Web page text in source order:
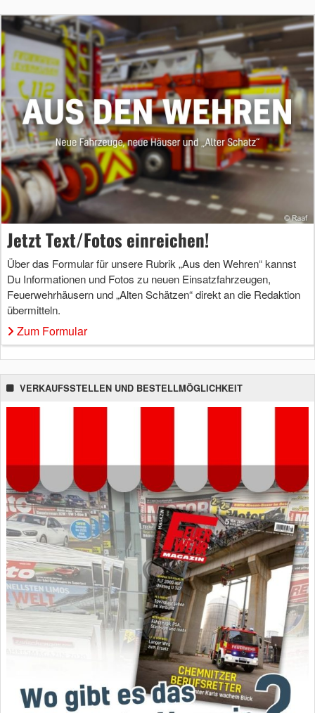
Jetzt Text/Fotos einreichen!
Über das Formular für unsere Rubrik „Aus den Wehren“ kannst
Du Informationen und Fotos zu neuen Einsatzfahrzeugen,
Feuerwehrhäusern und „Alten Schätzen“ direkt an die Redaktion
übermitteln.
Zum Formular
VERKAUFSSTELLEN UND BESTELLMÖGLICHKEIT